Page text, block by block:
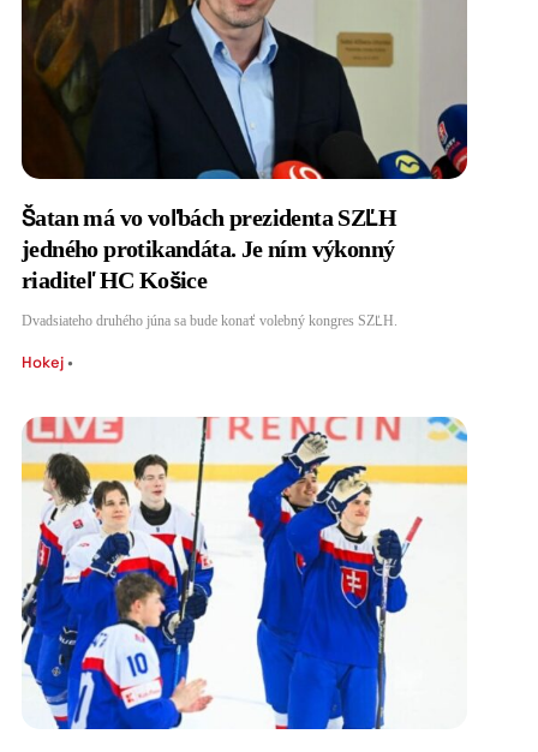
Šatan má vo voľbách prezidenta SZĽH
jedného protikandáta. Je ním výkonný
riaditeľ HC Košice
Dvadsiateho druhého júna sa bude konať volebný kongres SZĽH.
Hokej•